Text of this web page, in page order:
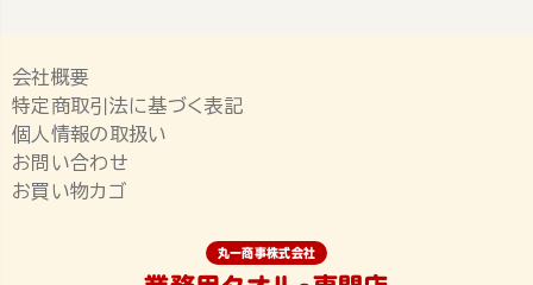
会社概要
特定商取引法に基づく表記
個人情報の取扱い
お問い合わせ
お買い物カゴ
丸一商事株式会社